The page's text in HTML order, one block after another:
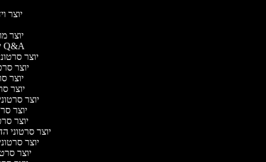
יוצר
יוצר
יוצר סרטוני Q&A
יוצר
יוצר
יוצר
יוצר
יוצר
יוצר
יוצר
יוצר סרטוני
יוצר
יוצר